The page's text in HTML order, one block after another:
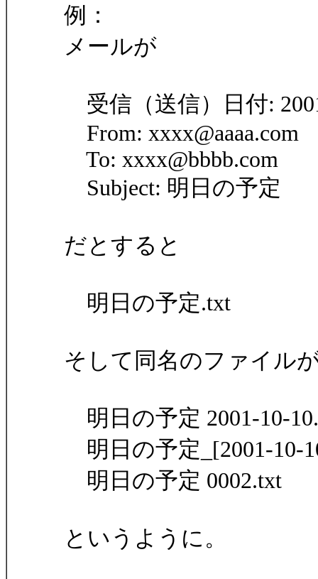
例：
メールが
受信（送信）日付:
From: xxxx@aaaa.com
To: xxxx@bbbb.com
Subject: 明日の予定
だとすると
明日の予定.txt
そして同名のファイル
明日の予定 2001-10-
明日の予定_[2001-10-
明日の予定 0002.txt
というように。